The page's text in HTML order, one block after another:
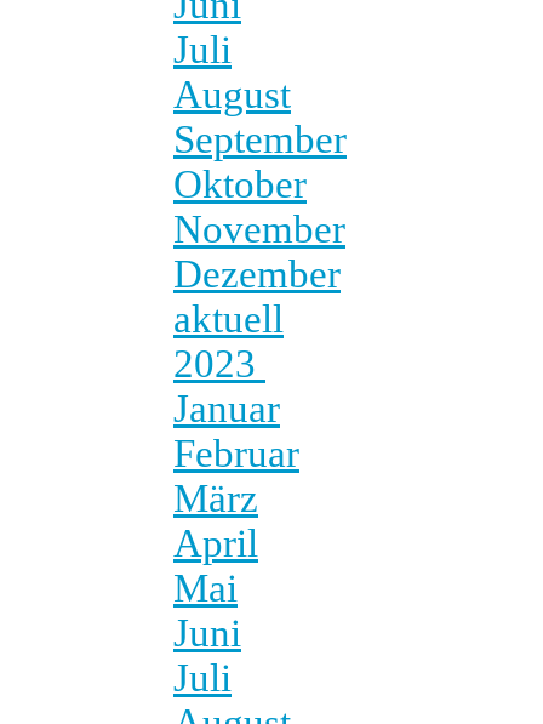
Juli
August
September
Oktober
November
Dezember
aktuell
2023
Januar
Februar
März
April
Mai
Juni
Juli